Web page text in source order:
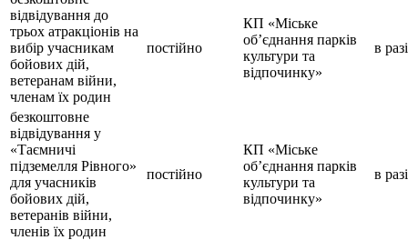
відвідування до
трьох атракціонів на
вибір учасникам
бойових дій,
ветеранам війни,
членам їх родин
постійно
КП «Міське
об’єднання парків
культури та
відпочинку»
в
безкоштовне
відвідування у
«Таємничі
підземелля Рівного»
для учасників
бойових дій,
ветеранів війни,
членів їх родин
постійно
КП «Міське
об’єднання парків
культури та
відпочинку»
в